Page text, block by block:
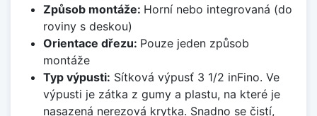
Způsob montáže: Horní nebo integrovaná (do
roviny s deskou)
Orientace dřezu: Pouze jeden způsob
montáže
Typ výpusti: Sítková výpusť 3 1/2 inFino. Ve
výpusti je zátka z gumy a plastu, na které je
nasazená nerezová krytka. Snadno se čistí,